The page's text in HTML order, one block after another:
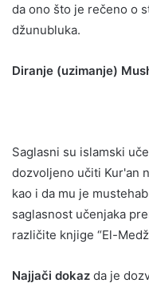
da ono što je rečeno o
džunubluka.
Diranje (uzimanje)
Saglasni su islamski
dozvoljeno učiti Kur'an
kao i da mu je
saglasnost učenjaka
različite knjige “El-
Najjači dokaz da je